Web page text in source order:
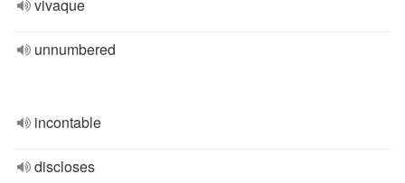
vivaque
unnumbered
incontable
discloses